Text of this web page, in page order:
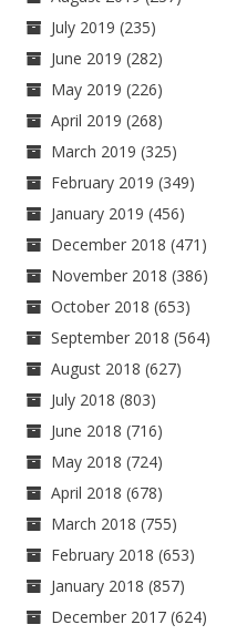
July 2019 (235)
June 2019 (282)
May 2019 (226)
April 2019 (268)
March 2019 (325)
February 2019 (349)
January 2019 (456)
December 2018 (471)
November 2018 (386)
October 2018 (653)
September 2018 (564)
August 2018 (627)
July 2018 (803)
June 2018 (716)
May 2018 (724)
April 2018 (678)
March 2018 (755)
February 2018 (653)
January 2018 (857)
December 2017 (624)